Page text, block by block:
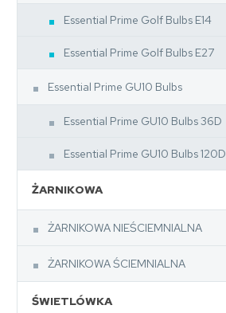
Essential Prime Golf Bulbs E14
Essential Prime Golf Bulbs E27
Essential Prime GU10 Bulbs
Essential Prime GU10 Bulbs 36D
Essential Prime GU10 Bulbs 120D
ŻARNIKOWA
ŻARNIKOWA NIEŚCIEMNIALNA
ŻARNIKOWA ŚCIEMNIALNA
ŚWIETLÓWKA